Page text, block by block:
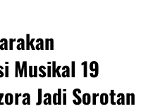
Musikal 19
Jadi Sorotan